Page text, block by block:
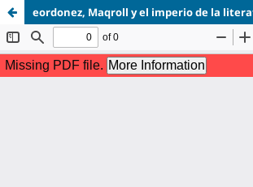
eordonez, Maqroll y el imperio de la